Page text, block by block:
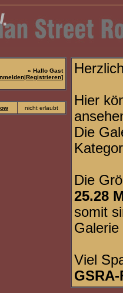
» Hallo Gast
|Registrieren]
nicht erlaubt
Hier
Die
Die
25.28
somit
Galerie
Viel